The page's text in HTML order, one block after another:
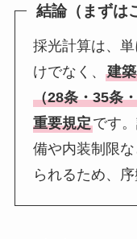
結論（まずは
採光計算は、
けでなく、建
（28条・35条
重要規定です
備や内装制限
られるため、